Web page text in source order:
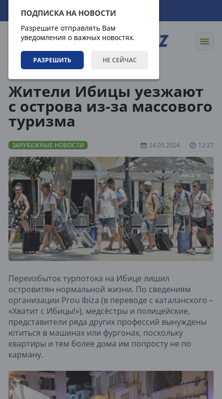
ПОДПИСКА НА НОВОСТИ
Разрешите отправлять Вам
уведомления о важных новостях.
РАЗРЕШИТЬ НЕ СЕЙЧАС
09.08.2026 21:01:29
Жители Ибицы уезжают
с острова из-за массового
туризма
ЗАРУБЕЖНЫЕ НОВОСТИ 24.05.2024 12:37
Переизбыток турпотока на Ибице лишил
островитян нормальной жизни. По сведениям
организации Prou Ibiza (в переводе с каталанского –
«Хватит с Ибицы!»), медсёстры и полицейские,
представители ряда других профессий вынуждены
ютиться в машинах или фургонах, поскольку
квартиры и тем более дома им попросту не по
карману.